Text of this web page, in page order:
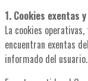
1. Cookies exentas
La cookies
encuentran exentas
informado del usuario.